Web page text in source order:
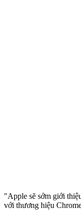
"Apple sẽ sớm giới
với thương hiệu